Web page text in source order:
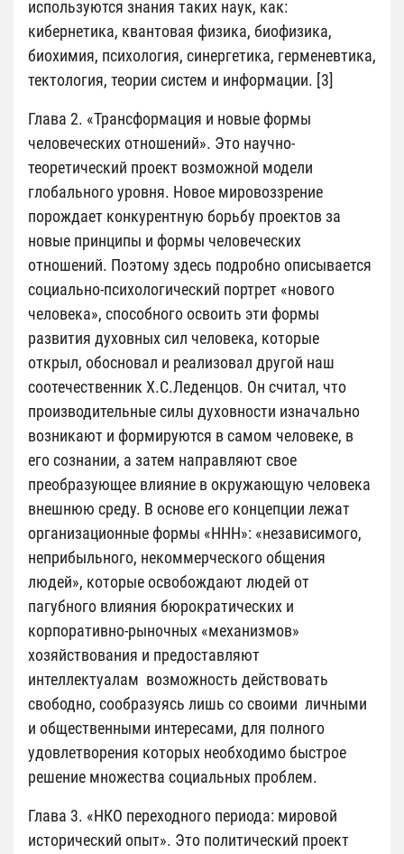
используются знания таких наук, как:
кибернетика, квантовая физика, биофизика,
биохимия, психология, синергетика, герменевтика,
тектология, теории систем и информации. [3]
Глава 2. «Трансформация и новые формы
человеческих отношений». Это научно-
теоретический проект возможной модели
глобального уровня. Новое мировоззрение
порождает конкурентную борьбу проектов за
новые принципы и формы человеческих
отношений. Поэтому здесь подробно описывается
социально-психологический портрет «нового
человека», способного освоить эти формы
развития духовных сил человека, которые
открыл, обосновал и реализовал другой наш
соотечественник Х.С.Леденцов. Он считал, что
производительные силы духовности изначально
возникают и формируются в самом человеке, в
его сознании, а затем направляют свое
преобразующее влияние в окружающую человека
внешнюю среду. В основе его концепции лежат
организационные формы «ННН»: «независимого,
неприбыльного, некоммерческого общения
людей», которые освобождают людей от
пагубного влияния бюрократических и
корпоративно-рыночных «механизмов»
хозяйствования и предоставляют
интеллектуалам возможность действовать
свободно, сообразуясь лишь со своими личными
и общественными интересами, для полного
удовлетворения которых необходимо быстрое
решение множества социальных проблем.
Глава 3. «НКО переходного периода: мировой
исторический опыт». Это политический проект